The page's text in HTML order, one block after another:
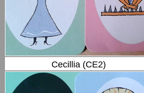
Cecillia (CE2)